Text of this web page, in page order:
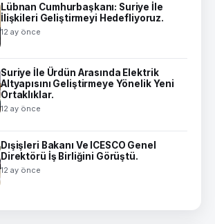
Lübnan Cumhurbaşkanı: Suriye İle
İlişkileri Geliştirmeyi Hedefliyoruz.
12 ay önce
Suriye İle Ürdün Arasında Elektrik
Altyapısını Geliştirmeye Yönelik Yeni
Ortaklıklar.
12 ay önce
Dışişleri Bakanı Ve ICESCO Genel
Direktörü İş Birliğini Görüştü.
12 ay önce